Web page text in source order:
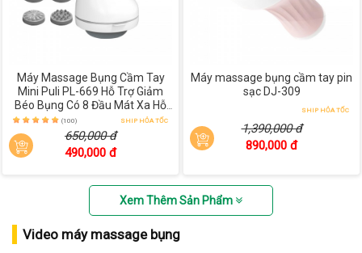
Máy Massage Bụng Cầm Tay
Mini Puli PL-669 Hỗ Trợ Giảm
Béo Bụng Có 8 Đầu Mát Xa Hỗ
Trợ Giảm Đau Nhức Toàn Thân
(100) SHIP HỎA TỐC
650,000 đ
490,000 đ
Máy massage bụng cầm tay pin
sạc DJ-309
SHIP HỎA TỐC
1,390,000 đ
890,000 đ
Xem Thêm Sản Phẩm
Video máy massage bụng